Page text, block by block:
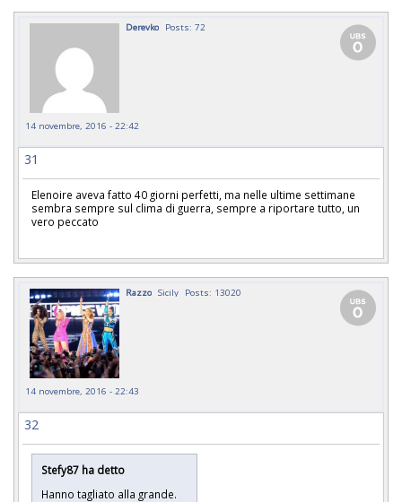
Derevko Posts: 72
14 novembre, 2016 - 22:42
31
Elenoire aveva fatto 40 giorni perfetti, ma nelle ultime settimane
sembra sempre sul clima di guerra, sempre a riportare tutto, un
vero peccato
Razzo Sicily Posts: 13020
14 novembre, 2016 - 22:43
32
Stefy87 ha detto
Hanno tagliato alla grande.